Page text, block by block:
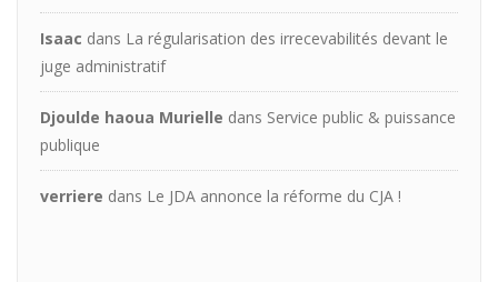
Isaac dans La régularisation des irrecevabilités devant le
juge administratif
Djoulde haoua Murielle dans Service public & puissance
publique
verriere dans Le JDA annonce la réforme du CJA !